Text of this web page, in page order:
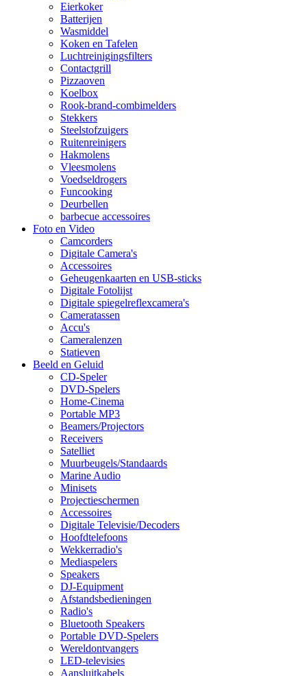
Eierkoker
Batterijen
Wasmiddel
Koken en Tafelen
Luchtreinigingsfilters
Contactgrill
Pizzaoven
Koelbox
Rook-brand-combimelders
Stekkers
Steelstofzuigers
Ruitenreinigers
Hakmolens
Vleesmolens
Voedseldrogers
Funcooking
Deurbellen
barbecue accessoires
Foto en Video
Camcorders
Digitale Camera's
Accessoires
Geheugenkaarten en USB-sticks
Digitale Fotolijst
Digitale spiegelreflexcamera's
Cameratassen
Accu's
Cameralenzen
Statieven
Beeld en Geluid
CD-Speler
DVD-Spelers
Home-Cinema
Portable MP3
Beamers/Projectors
Receivers
Satelliet
Muurbeugels/Standaards
Marine Audio
Minisets
Projectieschermen
Accessoires
Digitale Televisie/Decoders
Hoofdtelefoons
Wekkerradio's
Mediaspelers
Speakers
DJ-Equipment
Afstandsbedieningen
Radio's
Bluetooth Speakers
Portable DVD-Spelers
Wereldontvangers
LED-televisies
Aansluitkabels